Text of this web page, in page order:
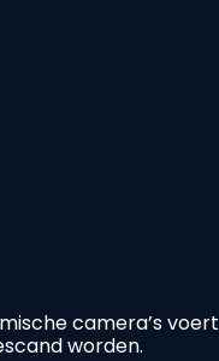
camera’s voert
worden.